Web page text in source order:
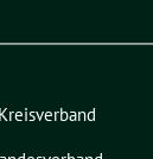
Kreisverband